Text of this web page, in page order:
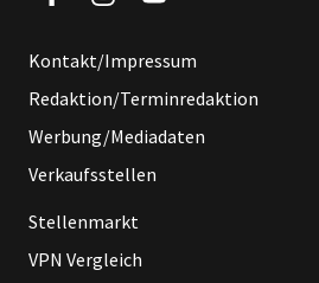
Kontakt/Impressum
Redaktion/Terminredaktion
Werbung/Mediadaten
Verkaufsstellen
Stellenmarkt
VPN Vergleich